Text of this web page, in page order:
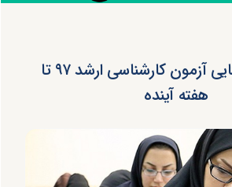
اعلام نتایج نهایی آزمون کارشناسی ارشد ۹۷ تا
هفته آینده